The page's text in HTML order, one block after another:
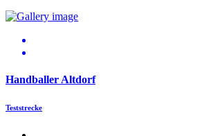
Handballer Altdorf
Teststrecke